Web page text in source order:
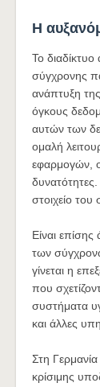
Η
Το
σύγχρονης
ανάπτυξη
όγκους
αυτών των
ομαλή
εφαρμογών,
στοιχείο του
Είναι
των
γίνεται η
που
συστήματα
και άλλες
Στη
κρίσιμης